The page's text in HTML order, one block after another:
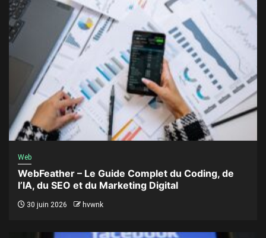
Web
WebFeather – Le Guide Complet du Coding, de
l’IA, du SEO et du Marketing Digital
30 juin 2026 hvwnk